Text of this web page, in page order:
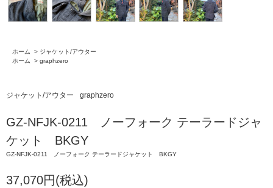
ホーム > ジャケット/アウター
ホーム
> graphzero
ジャケット/アウター graphzero
GZ-NFJK-0211 ノーフォーク テーラードジャ
ケット BKGY
GZ-NFJK-0211 ノーフォーク テーラードジャケット BKGY
37,070円(税込)